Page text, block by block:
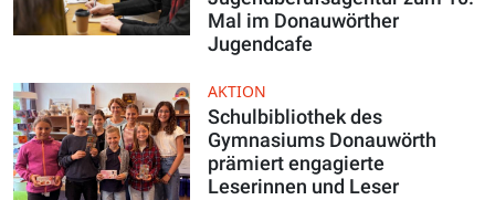
Mal im Donauwörther
Jugendcafe
AKTION
Schulbibliothek des
Gymnasiums Donauwörth
prämiert engagierte
Leserinnen und Leser